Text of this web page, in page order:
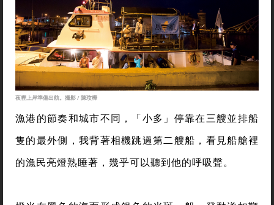
夜裡上岸準備出航。攝影 / 陳玟樺
漁港的節奏和城市不同，「小多」停靠在三艘並排船
隻的最外側，我背著相機跳過第二艘船，看見船艙裡
的漁民亮燈熟睡著，幾乎可以聽到他的呼吸聲。